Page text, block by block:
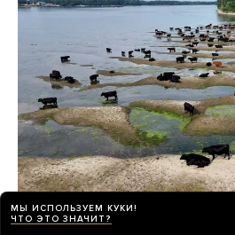
МЫ ИСПОЛЬЗУЕМ КУКИ!
ЧТО ЭТО ЗНАЧИТ?